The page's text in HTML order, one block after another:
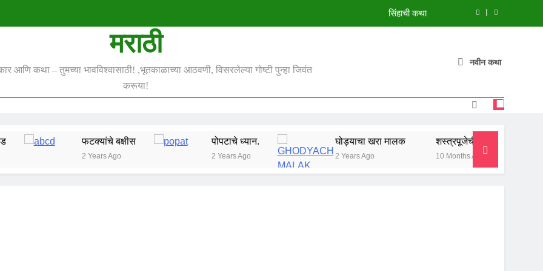
सिंहाची कथा
मुंगी आणि हत्ती
झाडावरची फुलं
मराठी
आणि कथा – तुमच्या भावविश्वासाठी! ,भूतकाळाच्या आठवणी, विसरलेल्या गोष्टी पुन्हा जिवंत
करूया!
नवीन कथा
फटक्यांचे बक्षीस
2 Years Ago
पोपटाचे ध्यान.
2 Years Ago
घोड्याचा खरा मालक
2 Years Ago
शस्त्रपूजेची गोष्ट
10 Months Ago